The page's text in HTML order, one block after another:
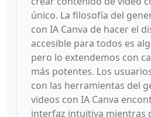
único. La filosofía del
con IA Canva de hacer el
accesible para todos es
pero lo extendemos con
más potentes. Los
con las herramientas del
videos con IA Canva
interfaz intuitiva mientras